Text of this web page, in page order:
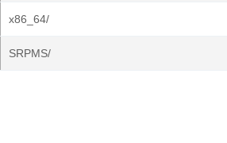
x86_64/
SRPMS/